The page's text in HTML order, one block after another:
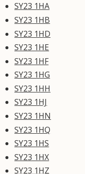
SY23 1HA
SY23 1HB
SY23 1HD
SY23 1HE
SY23 1HF
SY23 1HG
SY23 1HH
SY23 1HJ
SY23 1HN
SY23 1HQ
SY23 1HS
SY23 1HX
SY23 1HZ